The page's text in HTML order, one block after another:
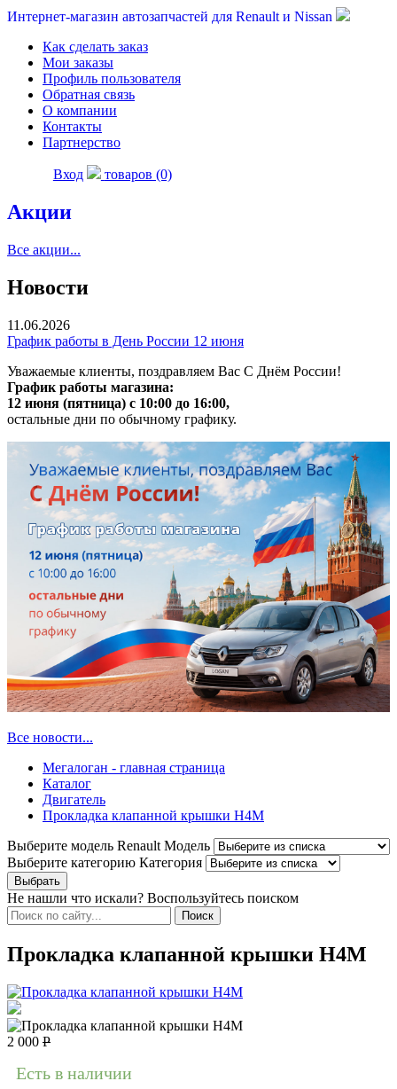
Интернет-магазин автозапчастей для Renault и Nissan
Как сделать заказ
Мои заказы
Профиль пользователя
Обратная связь
О компании
Контакты
Партнерство
Вход товаров (0)
Акции
Все акции...
Новости
11.06.2026
График работы в День России 12 июня
Уважаемые клиенты, поздравляем Вас С Днём России!
График работы магазина:
12 июня (пятница) с 10:00 до 16:00,
остальные дни по обычному графику.
Все новости...
Мегалоган - главная страница
Каталог
Двигатель
Прокладка клапанной крышки H4M
Выберите модель Renault Модель
Выберите категорию Категория
Не нашли что искали? Воспользуйтесь поиском
Прокладка клапанной крышки H4M
2 000 Р
Есть в наличии